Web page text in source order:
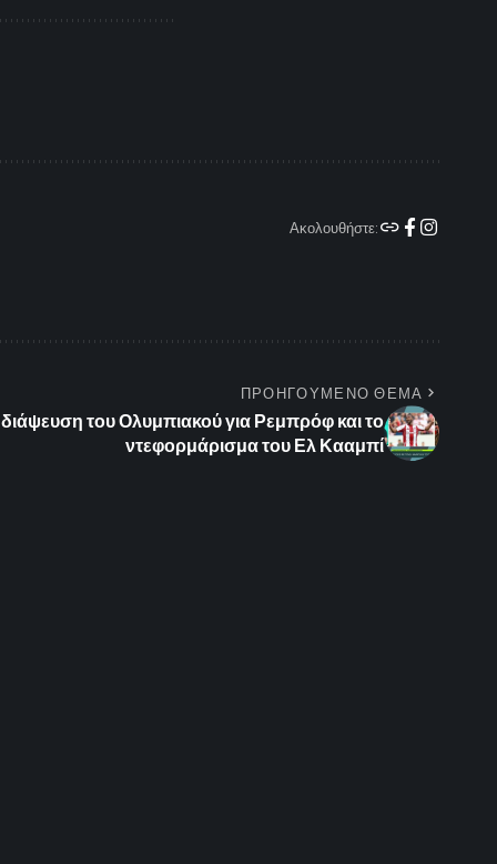
Ακολουθήστε:
ΠΡΟΗΓΟΥΜΕΝΟ ΘΕΜΑ
του Ολυμπιακού για Ρεμπρόφ και το
ντεφορμάρισμα του Ελ Κααμπί